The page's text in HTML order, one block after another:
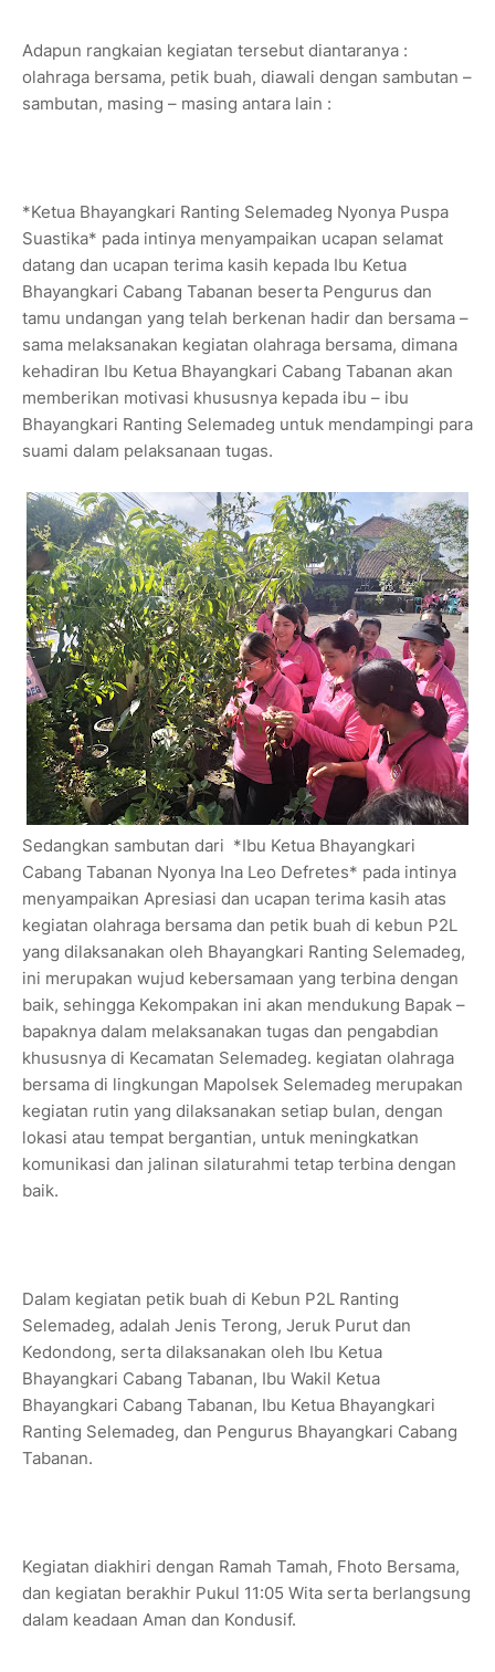
Adapun rangkaian kegiatan tersebut diantaranya :
olahraga bersama, petik buah, diawali dengan sambutan –
sambutan, masing – masing antara lain :
*Ketua Bhayangkari Ranting Selemadeg Nyonya Puspa
Suastika* pada intinya menyampaikan ucapan selamat
datang dan ucapan terima kasih kepada Ibu Ketua
Bhayangkari Cabang Tabanan beserta Pengurus dan
tamu undangan yang telah berkenan hadir dan bersama –
sama melaksanakan kegiatan olahraga bersama, dimana
kehadiran Ibu Ketua Bhayangkari Cabang Tabanan akan
memberikan motivasi khususnya kepada ibu – ibu
Bhayangkari Ranting Selemadeg untuk mendampingi para
suami dalam pelaksanaan tugas.
Sedangkan sambutan dari *Ibu Ketua Bhayangkari
Cabang Tabanan Nyonya Ina Leo Defretes* pada intinya
menyampaikan Apresiasi dan ucapan terima kasih atas
kegiatan olahraga bersama dan petik buah di kebun P2L
yang dilaksanakan oleh Bhayangkari Ranting Selemadeg,
ini merupakan wujud kebersamaan yang terbina dengan
baik, sehingga Kekompakan ini akan mendukung Bapak –
bapaknya dalam melaksanakan tugas dan pengabdian
khususnya di Kecamatan Selemadeg. kegiatan olahraga
bersama di lingkungan Mapolsek Selemadeg merupakan
kegiatan rutin yang dilaksanakan setiap bulan, dengan
lokasi atau tempat bergantian, untuk meningkatkan
komunikasi dan jalinan silaturahmi tetap terbina dengan
baik.
Dalam kegiatan petik buah di Kebun P2L Ranting
Selemadeg, adalah Jenis Terong, Jeruk Purut dan
Kedondong, serta dilaksanakan oleh Ibu Ketua
Bhayangkari Cabang Tabanan, Ibu Wakil Ketua
Bhayangkari Cabang Tabanan, Ibu Ketua Bhayangkari
Ranting Selemadeg, dan Pengurus Bhayangkari Cabang
Tabanan.
Kegiatan diakhiri dengan Ramah Tamah, Fhoto Bersama,
dan kegiatan berakhir Pukul 11:05 Wita serta berlangsung
dalam keadaan Aman dan Kondusif.